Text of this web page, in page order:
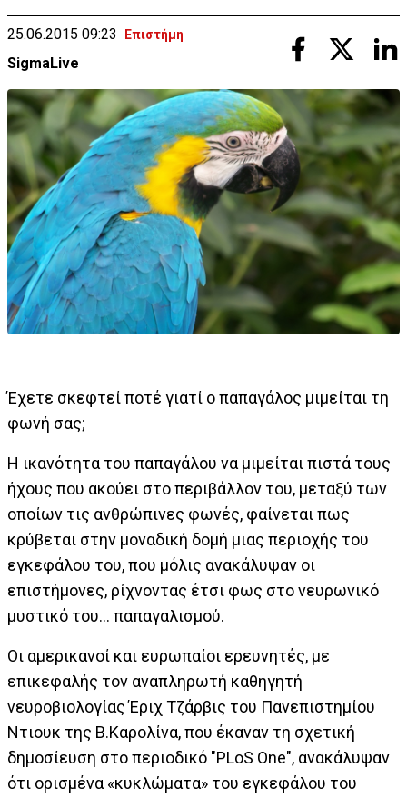
25.06.2015 09:23 Επιστήμη
SigmaLive
Έχετε σκεφτεί ποτέ γιατί ο παπαγάλος μιμείται τη
φωνή σας;
Η ικανότητα του παπαγάλου να μιμείται πιστά τους
ήχους που ακούει στο περιβάλλον του, μεταξύ των
οποίων τις ανθρώπινες φωνές, φαίνεται πως
κρύβεται στην μοναδική δομή μιας περιοχής του
εγκεφάλου του, που μόλις ανακάλυψαν οι
επιστήμονες, ρίχνοντας έτσι φως στο νευρωνικό
μυστικό του... παπαγαλισμού.
Οι αμερικανοί και ευρωπαίοι ερευνητές, με
επικεφαλής τον αναπληρωτή καθηγητή
νευροβιολογίας Έριχ Τζάρβις του Πανεπιστημίου
Ντιουκ της Β.Καρολίνα, που έκαναν τη σχετική
δημοσίευση στο περιοδικό "PLoS One", ανακάλυψαν
ότι ορισμένα «κυκλώματα» του εγκεφάλου του